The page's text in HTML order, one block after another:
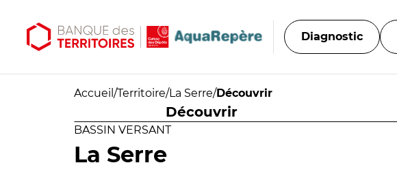
Diagnostic
Accueil /Territoire/La Serre/Découvrir
Découvrir
BASSIN VERSANT
La Serre